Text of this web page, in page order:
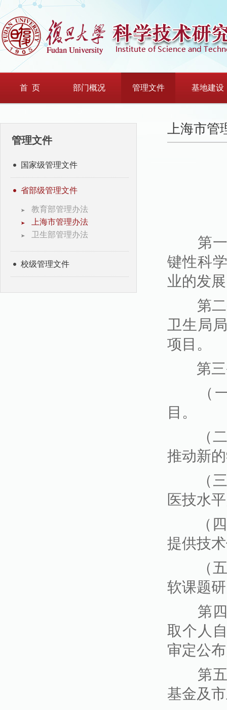
首 页 部门概况 管理文件 基地建设
管理文件
国家级管理文件
省部级管理文件
教育部管理办法
上海市管理办法
卫生部管理办法
校级管理文件
上海市管
第一
键性科
业的发
第二条
卫生局
项目。
第三
（一
目。
（二
推动新
（三
医技水
（四
提供技
（五
软课题
第四
取个人
审定公
第五
基金及